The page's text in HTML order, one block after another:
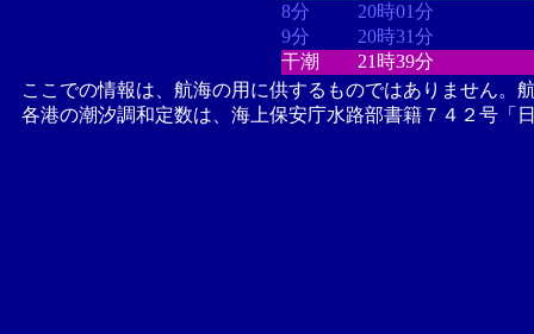
8分
20時01分
9分
20時31分
干潮
21時39分
ここでの情報は、航海の用に供するものではありません。
各港の潮汐調和定数は、海上保安庁水路部書籍７４２号「